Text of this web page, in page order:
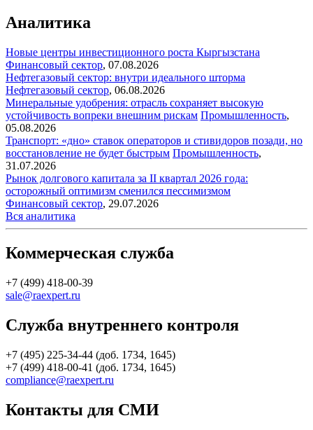
Аналитика
Новые центры инвестиционного роста Кыргызстана
Финансовый сектор, 07.08.2026
Нефтегазовый сектор: внутри идеального шторма
Нефтегазовый сектор, 06.08.2026
Минеральные удобрения: отрасль сохраняет высокую
устойчивость вопреки внешним рискам Промышленность,
05.08.2026
Транспорт: «дно» ставок операторов и стивидоров позади, но
восстановление не будет быстрым Промышленность,
31.07.2026
Рынок долгового капитала за II квартал 2026 года:
осторожный оптимизм сменился пессимизмом
Финансовый сектор, 29.07.2026
Вся аналитика
Коммерческая служба
+7 (499) 418-00-39
sale@raexpert.ru
Служба внутреннего контроля
+7 (495) 225-34-44 (доб. 1734, 1645)
+7 (499) 418-00-41 (доб. 1734, 1645)
compliance@raexpert.ru
Контакты для СМИ